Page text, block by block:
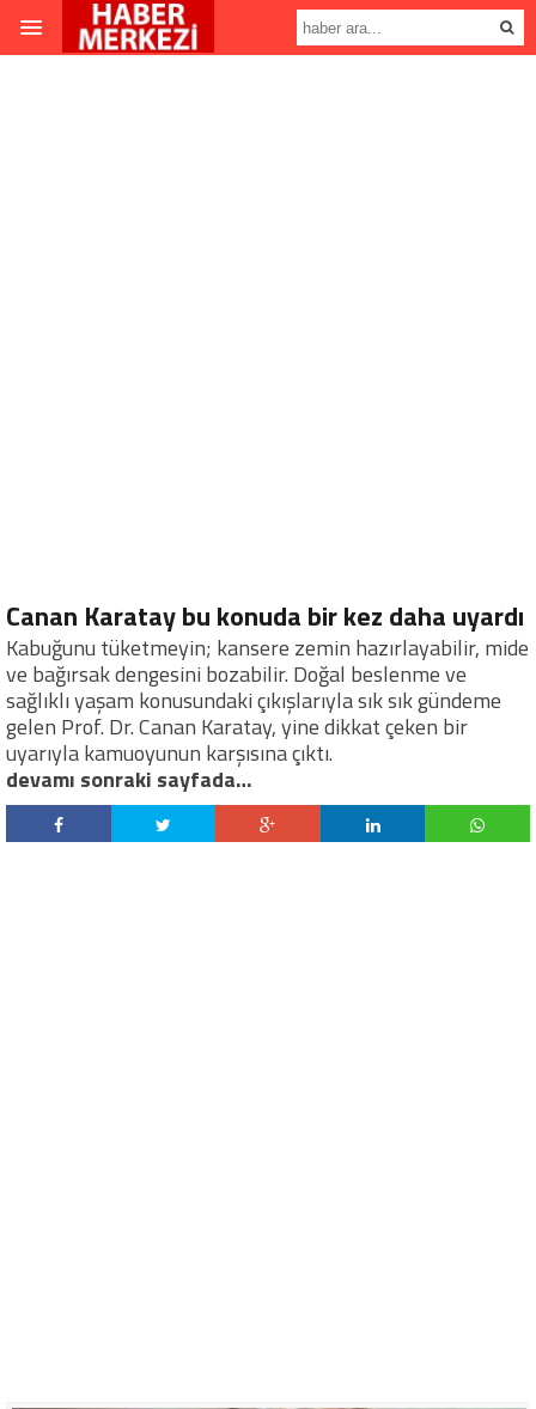
Canan Karatay bu konuda bir kez daha uyardı
Kabuğunu tüketmeyin; kansere zemin hazırlayabilir, mide
ve bağırsak dengesini bozabilir. Doğal beslenme ve
sağlıklı yaşam konusundaki çıkışlarıyla sık sık gündeme
gelen Prof. Dr. Canan Karatay, yine dikkat çeken bir
uyarıyla kamuoyunun karşısına çıktı.
devamı sonraki sayfada…